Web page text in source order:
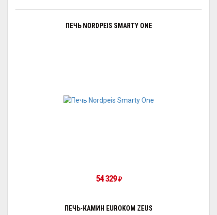
ПЕЧЬ NORDPEIS SMARTY ONE
54 329₽
ПЕЧЬ-КАМИН EUROKOM ZEUS